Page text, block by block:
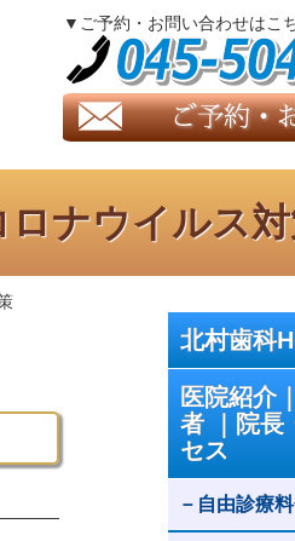
▼ご予約・お問い合わせはこ
ナウイルス
北村歯科
医院紹介
者 ｜院長
セス
自由診療